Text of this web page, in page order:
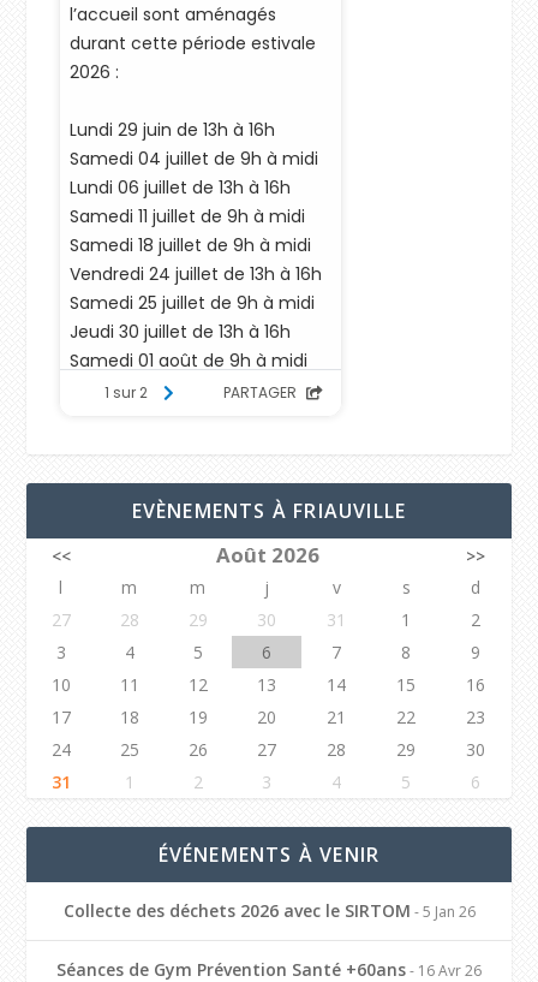
EVÈNEMENTS À FRIAUVILLE
<< Août 2026
>>
l
m m j v s
d
27
28 29 30 31 1
2
3
4 5 6 7 8
9
10
11 12 13 14 15
16
17
18 19 20 21 22
23
24
25 26 27 28 29
30
31
1 2 3 4 5 6
ÉVÉNEMENTS À VENIR
Collecte des déchets 2026 avec le SIRTOM - 5 Jan 26
Séances de Gym Prévention Santé +60ans- 16 Avr 26